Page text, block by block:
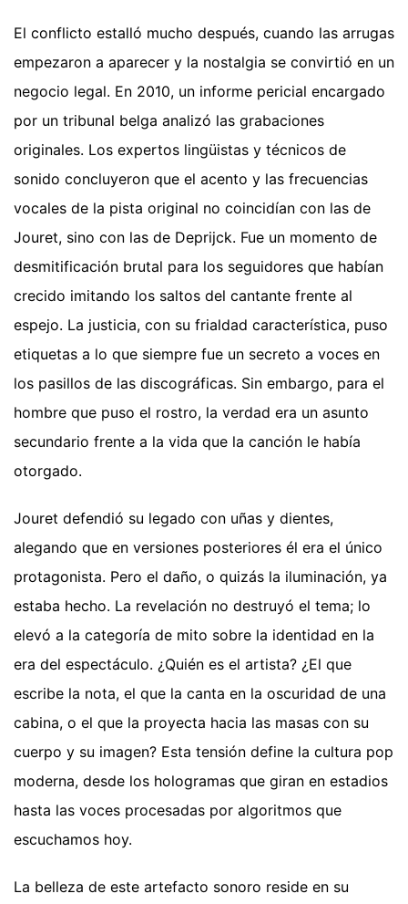
El conflicto estalló mucho después, cuando las arrugas
empezaron a aparecer y la nostalgia se convirtió en un
negocio legal. En 2010, un informe pericial encargado
por un tribunal belga analizó las grabaciones
originales. Los expertos lingüistas y técnicos de
sonido concluyeron que el acento y las frecuencias
vocales de la pista original no coincidían con las de
Jouret, sino con las de Deprijck. Fue un momento de
desmitificación brutal para los seguidores que habían
crecido imitando los saltos del cantante frente al
espejo. La justicia, con su frialdad característica, puso
etiquetas a lo que siempre fue un secreto a voces en
los pasillos de las discográficas. Sin embargo, para el
hombre que puso el rostro, la verdad era un asunto
secundario frente a la vida que la canción le había
otorgado.
Jouret defendió su legado con uñas y dientes,
alegando que en versiones posteriores él era el único
protagonista. Pero el daño, o quizás la iluminación, ya
estaba hecho. La revelación no destruyó el tema; lo
elevó a la categoría de mito sobre la identidad en la
era del espectáculo. ¿Quién es el artista? ¿El que
escribe la nota, el que la canta en la oscuridad de una
cabina, o el que la proyecta hacia las masas con su
cuerpo y su imagen? Esta tensión define la cultura pop
moderna, desde los hologramas que giran en estadios
hasta las voces procesadas por algoritmos que
escuchamos hoy.
La belleza de este artefacto sonoro reside en su